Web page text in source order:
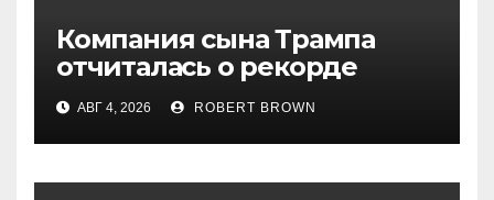
Компания сына Трампа
отчиталась о рекорде
добычи биткоинов
АВГ 4, 2026 ROBERT BROWN